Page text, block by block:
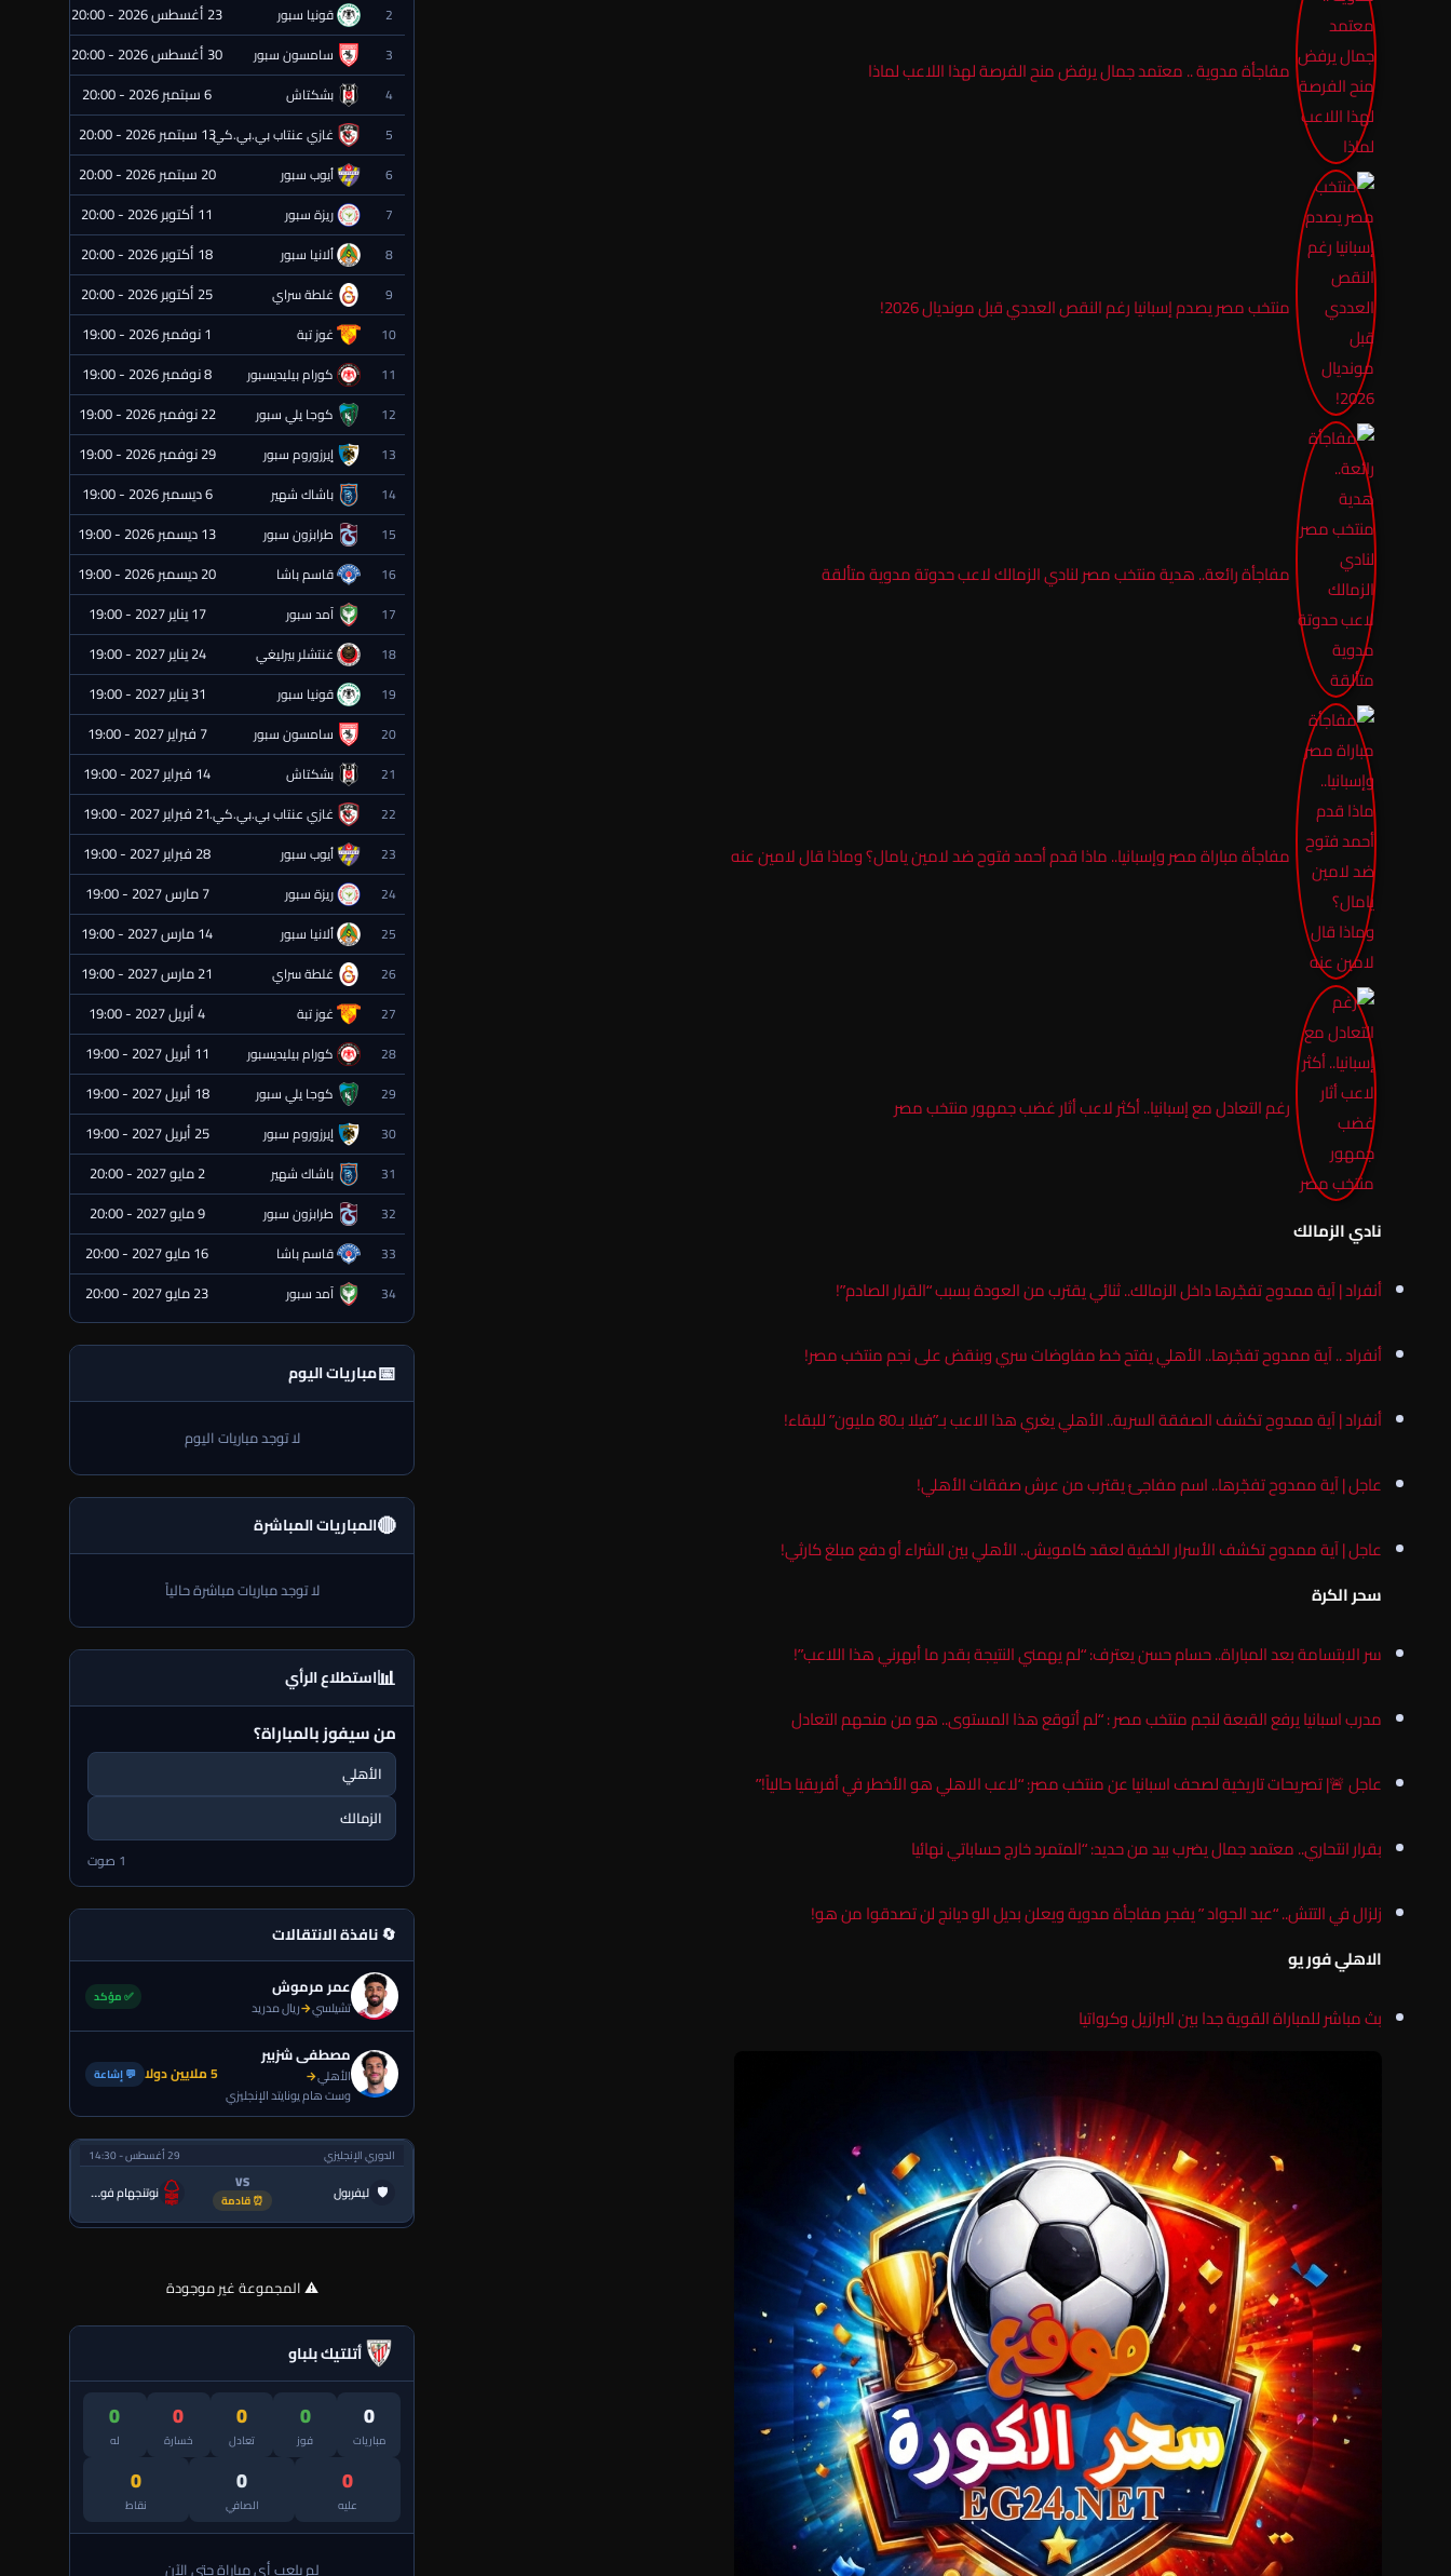
مفاجأة مدوية .. معتمد جمال يرفض منح الفرصة لهذا اللاعب لماذا
منتخب مصر يصدم إسبانيا رغم النقص العددي قبل مونديال 2026!
مفاجأة رائعة.. هدية منتخب مصر لنادي الزمالك لاعب حدوتة مدوية متألقة
مفاجأة مباراة مصر وإسبانيا.. ماذا قدم أحمد فتوح ضد لامين يامال؟ وماذا قال لامين عنه
رغم التعادل مع إسبانيا.. أكثر لاعب أثار غضب جمهور منتخب مصر
نادي الزمالك
أنفراد | آية ممدوح تفجّرها داخل الزمالك.. ثنائي يقترب من العودة بسبب “القرار الصادم”!
أنفراد .. آية ممدوح تفجّرها.. الأهلي يفتح خط مفاوضات سري وبنقض على نجم منتخب مصر!
أنفراد | آية ممدوح تكشف الصفقة السرية.. الأهلي يغري هذا الاعب بـ”فيلا بـ80 مليون” للبقاء!
عاجل | آية ممدوح تفجّرها.. اسم مفاجئ يقترب من عرش صفقات الأهلي!
عاجل | آية ممدوح تكشف الأسرار الخفية لعقد كامويش.. الأهلي بين الشراء أو دفع مبلغ كارثي!
سحر الكرة
سر الابتسامة بعد المباراة.. حسام حسن يعترف: “لم يهمني النتيجة بقدر ما أبهرني هذا اللاعب”!
مدرب اسبانيا يرفع القبعة لنجم منتخب مصر : “لم أتوقع هذا المستوى.. هو من منحهم التعادل
عاجل 🚨| تصريحات تاريخية لصحف اسبانيا عن منتخب مصر: “لاعب الاهلي هو الأخطر في أفريقيا حالياً!”
بقرار انتحاري.. معتمد جمال يضرب بيد من حديد: “المتمرد خارج حساباتي نهائيا
زلزال في التتش.. “عبد الجواد ” يفجر مفاجأة مدوية ويعلن بديل الو ديانج لن تصدقوا من هو!
الاهلي فور يو
بث مباشر للمباراة القوية جدا بين البرازيل وكرواتيا
2 قونيا سبور 23 أغسطس 2026 - 20:00
3 سامسون سبور 30 أغسطس 2026 - 20:00
4 بشكتاش 6 سبتمبر 2026 - 20:00
5 غازي عنتاب بي.بي.كي.13 سبتمبر 2026 - 20:00
6 أيوب سبور 20 سبتمبر 2026 - 20:00
7 ريزة سبور 11 أكتوبر 2026 - 20:00
8 ألانيا سبور 18 أكتوبر 2026 - 20:00
9 غلطة سراي 25 أكتوبر 2026 - 20:00
10 غوز تبة 1 نوفمبر 2026 - 19:00
11 كورام بيليديسبور 8 نوفمبر 2026 - 19:00
12 كوجا يلي سبور 22 نوفمبر 2026 - 19:00
13 إيرزوروم سبور 29 نوفمبر 2026 - 19:00
14 باشاك شهير 6 ديسمبر 2026 - 19:00
15 طرابزون سبور 13 ديسمبر 2026 - 19:00
16 قاسم باشا 20 ديسمبر 2026 - 19:00
17 آمد سبور 17 يناير 2027 - 19:00
18 غنتشلر بيرليغي 24 يناير 2027 - 19:00
19 قونيا سبور 31 يناير 2027 - 19:00
20 سامسون سبور 7 فبراير 2027 - 19:00
21 بشكتاش 14 فبراير 2027 - 19:00
22 غازي عنتاب بي.بي.كي.21 فبراير 2027 - 19:00
23 أيوب سبور 28 فبراير 2027 - 19:00
24 ريزة سبور 7 مارس 2027 - 19:00
25 ألانيا سبور 14 مارس 2027 - 19:00
26 غلطة سراي 21 مارس 2027 - 19:00
27 غوز تبة 4 أبريل 2027 - 19:00
28 كورام بيليديسبور 11 أبريل 2027 - 19:00
29 كوجا يلي سبور 18 أبريل 2027 - 19:00
30 إيرزوروم سبور 25 أبريل 2027 - 19:00
31 باشاك شهير 2 مايو 2027 - 20:00
32 طرابزون سبور 9 مايو 2027 - 20:00
33 قاسم باشا 16 مايو 2027 - 20:00
34 آمد سبور 23 مايو 2027 - 20:00
📅مباريات اليوم
لا توجد مباريات اليوم
🔴المباريات المباشرة
لا توجد مباريات مباشرة حالياً
📊استطلاع الرأي
من سيفوز بالمباراة؟
الأهلي
الزمالك
1 صوت
🔄 نافذة الانتقالات
عمر مرموش
تشيلسي→ريال مدريد
✅ مؤكد
مصطفى شزبير
الأهلي→
وست هام يونايتد الإنجليزي
5 ملايين دولا 💬 إشاعة
الدوري الإنجليزي 29 أغسطس - 14:30
🛡 ليفربول VS
⏰ قادمة نوتنجهام فورست
⚠️ المجموعة غير موجودة
أتلتيك بلباو
0
مباريات
0
فوز
0
تعادل
0
خسارة
0
له
0
عليه
0
الصافي
0
نقاط
لم يلعب أي مباراة حتى الآن